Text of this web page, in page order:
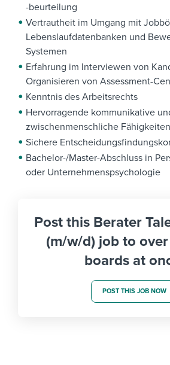
-beurteilung
Vertrautheit im Umgang mit
Lebenslaufdatenbanken und
Systemen
Erfahrung im Interviewen von
Organisieren von Assessment-
Kenntnis des Arbeitsrechts
Hervorragende kommunikative
zwischenmenschliche Fähigkeiten
Sichere
Bachelor-/Master-Abschluss in
oder Unternehmenspsychologie
Post this Berater
(m/w/d) job to
boards at
POST THIS JOB NOW